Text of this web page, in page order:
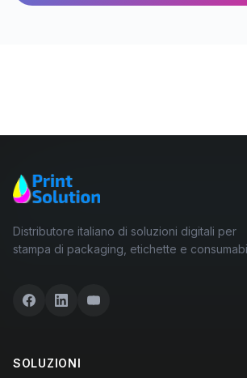
Distributore italiano di soluzioni digitali per
stampa di packaging, etichette e
SOLUZIONI